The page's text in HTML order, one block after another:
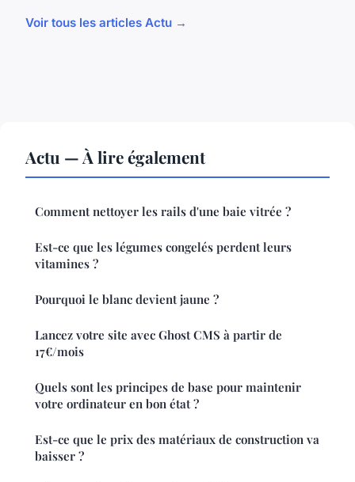
Voir tous les articles Actu →
Actu — À lire également
Comment nettoyer les rails d'une baie vitrée ?
Est-ce que les légumes congelés perdent leurs
vitamines ?
Pourquoi le blanc devient jaune ?
Lancez votre site avec Ghost CMS à partir de
17€/mois
Quels sont les principes de base pour maintenir
votre ordinateur en bon état ?
Est-ce que le prix des matériaux de construction va
baisser ?